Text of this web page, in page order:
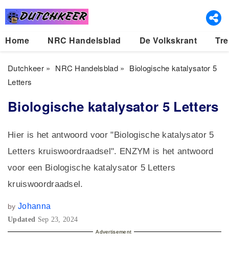
Home NRC Handelsblad De Volkskrant
Dutchkeer» NRC Handelsblad » Biologische katalysator 5
Letters
Biologische katalysator 5 Letters
Hier is het antwoord voor "Biologische katalysator 5
Letters kruiswoordraadsel". ENZYM is het antwoord
voor een Biologische katalysator 5 Letters
kruiswoordraadsel.
by Johanna
Updated Sep 23, 2024
Advertisement